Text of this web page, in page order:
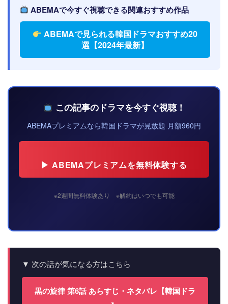
ABEMAで今すぐ視聴できる関連おすすめ作品
ABEMAで見られる韓国ドラマおすすめ20
選【2024年最新】
この記事のドラマを今すぐ視聴！
ABEMAプレミアムなら韓国ドラマが見放題 月額960円
▶ ABEMAプレミアムを無料体験する
※2週間無料体験あり ※解約はいつでも可能
▼ 次の話が気になる方はこちら
黒の旋律 第6話 あらすじ・ネタバレ【韓国ドラ